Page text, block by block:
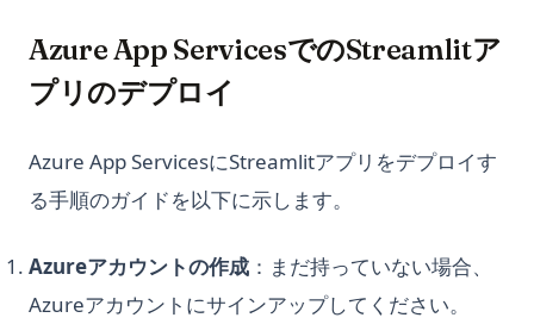
Azure App ServicesでのStreamlitア
プリのデプロイ
Azure App ServicesにStreamlitアプリをデプロイす
る手順のガイドを以下に示します。
Azureアカウントの作成 ：まだ持っていない場合、
Azureアカウントにサインアップしてください。